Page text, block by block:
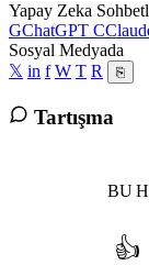
Yapay Zeka
GChatGPT C
Sosyal Medyada
𝕏 in f W T R ⎘
Tartışma
BU
👍